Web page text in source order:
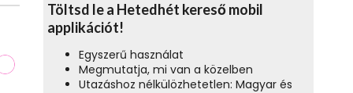
Töltsd le a Hetedhét kereső mobil
applikációt!
Egyszerű használat
Megmutatja, mi van a közelben
Utazáshoz nélkülözhetetlen: Magyar és